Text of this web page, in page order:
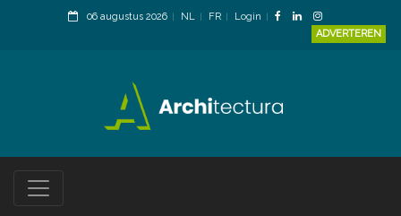
06 augustus 2026 NL FR
Login
ADVERTEREN